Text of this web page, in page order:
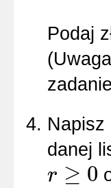
Podaj
Napisz
danej
r ≥ 0
r≥